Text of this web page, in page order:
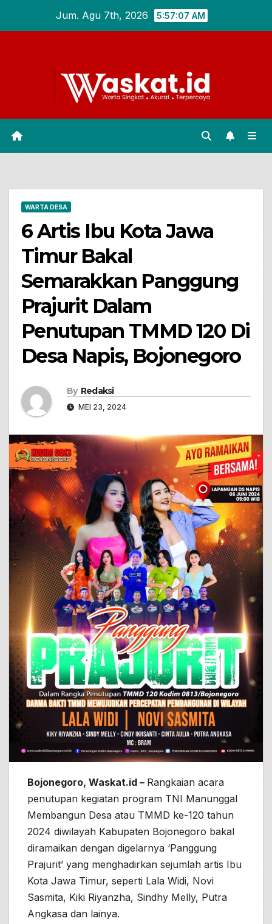
Jum. Agu 7th, 2026 5:57:08 AM
WARTA DESA
6 Artis Ibu Kota Jawa
Timur Bakal
Semarakkan Panggung
Prajurit Dalam
Penutupan TMMD 120 Di
Desa Napis, Bojonegoro
By Redaksi
MEI 23, 2024
Bojonegoro, Waskat.id – Rangkaian acara
penutupan kegiatan program TNI Manunggal
Membangun Desa atau TMMD ke-120 tahun
2024 diwilayah Kabupaten Bojonegoro bakal
diramaikan dengan digelarnya ‘Panggung
Prajurit’ yang menghadirkan sejumlah artis Ibu
Kota Jawa Timur, seperti Lala Widi, Novi
Sasmita, Kiki Riyanzha, Sindhy Melly, Putra
Angkasa dan lainya.